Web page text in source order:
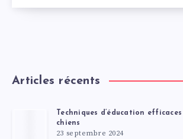
Articles récents
Techniques d’éducation
chiens
23 septembre 2024